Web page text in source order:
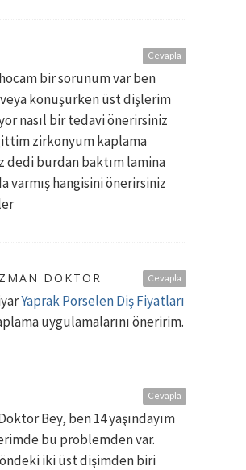
Cevapla
bir sorunum var ben
konuşurken üst dişlerim
nasıl bir tedavi önerirsiniz
zirkonyum kaplama
dedi burdan baktım lamina
varmış hangisini önerirsiniz
Cevapla
DOKTOR
Yaprak Porselen Diş Fiyatları
uygulamalarını öneririm.
Cevapla
Bey, ben 14 yaşındayım
bu problemden var.
öndeki iki üst dişimden biri